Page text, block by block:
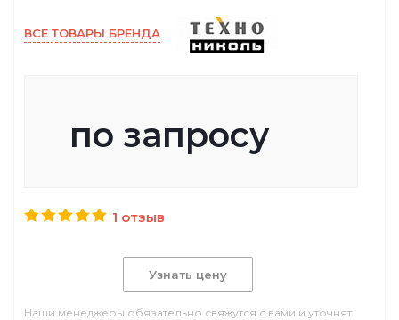
ВСЕ ТОВАРЫ БРЕНДА
по запросу
1 отзыв
Узнать цену
Наши менеджеры обязательно свяжутся с вами и уточнят